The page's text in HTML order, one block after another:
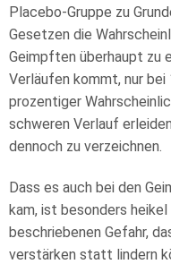
Placebo-Gruppe zu
Gesetzen die
Geimpften überhaupt zu
Verläufen kommt, nur
prozentiger
schweren Verlauf
dennoch zu verzeichnen.
Dass es auch bei den
kam, ist besonders
beschriebenen Gefahr,
verstärken statt lindern